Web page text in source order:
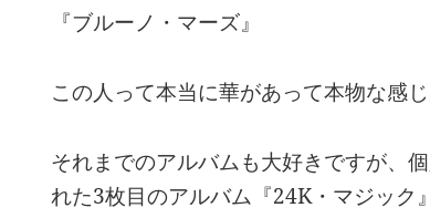
『ブルーノ・マーズ』
この人って本当に華があって本物な感
それまでのアルバムも大好きですが、
れた3枚目のアルバム『24K・マジック